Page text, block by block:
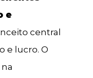
e
central
e lucro. O